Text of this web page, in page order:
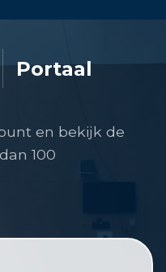
Portaal
en bekijk de
100